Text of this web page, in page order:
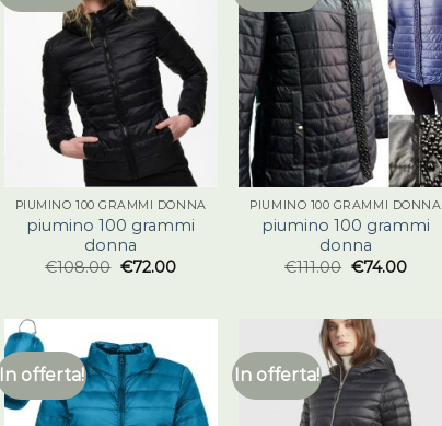
PIUMINO 100 GRAMMI DONNA
piumino 100 grammi
donna
€108.00 €72.00
PIUMINO 100 GRAMMI DONNA
piumino 100 grammi
donna
€111.00 €74.00
In offerta! In offerta!